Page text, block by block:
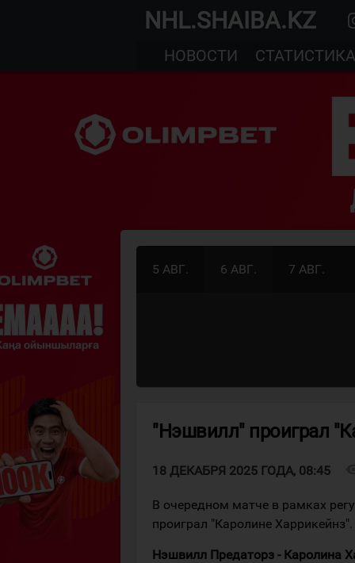
NHL.SHAIBA.KZ
НОВОСТИ
СТАТИСТИКА
5 АВГ. 6 АВГ. 7 АВГ.
"Нэшвилл" проиграл
18 ДЕКАБРЯ 2025 ГОДА, 08:45
В очередном матче в рамках
проиграл "Каролине Харрикейнз".
Нэшвилл Предаторз - Каролина